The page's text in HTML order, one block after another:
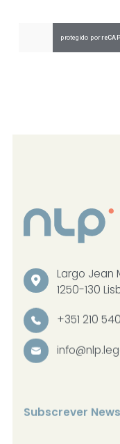
Largo Jean
1250-130
+351 210
Subscrever